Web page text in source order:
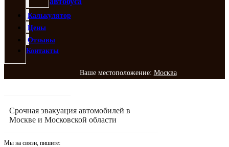
Калькулятор
Цены
Отзывы
Контакты
Ваше местоположение: Москва
Срочная эвакуация автомобилей в
Москве и Московской области
Мы на связи, пишите: